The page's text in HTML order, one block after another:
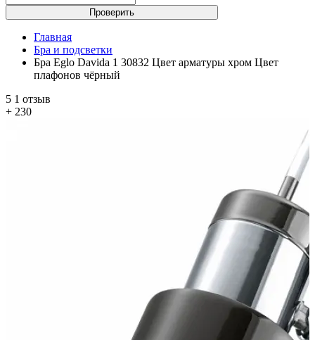
Проверить
Главная
Бра и подсветки
Бра Eglo Davida 1 30832 Цвет арматуры хром Цвет
плафонов чёрный
5 1 отзыв
+ 230